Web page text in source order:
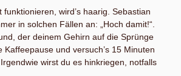
funktionieren, wird’s haarig. Sebastian
in solchen Fällen an: „Hoch damit!“.
der deinem Gehirn auf die Sprünge
Kaffeepause und versuch’s 15 Minuten
wirst du es hinkriegen, notfalls